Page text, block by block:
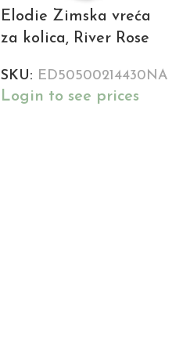
Elodie Zimska vreća
za kolica, River Rose
SKU: ED50500214430NA
Login to see prices